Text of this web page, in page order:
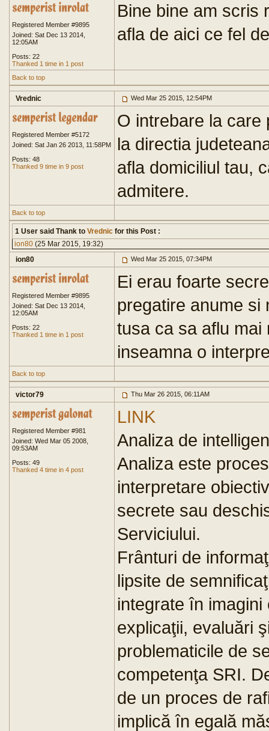
Registered Member #9895
Joined: Sat Dec 13 2014,
12:05AM
Posts: 22
Thanked 1 time in 1 post
Bine bine am scris
afla de aici ce fel
Back to top
Vrednic Wed Mar 25 2015, 12:54PM
Registered Member #5172
Joined: Sat Jan 26 2013, 11:58PM
Posts: 48
Thanked 9 time in 9 post
O intrebare la care
la directia
afla domiciliul tau,
admitere.
Back to top
1 User said Thank to Vrednic for this Post :
ion80 (25 Mar 2015, 19:32)
ion80
Wed Mar 25 2015, 07:34PM
Registered Member #9895
Joined: Sat Dec 13 2014,
12:05AM
Posts: 22
Thanked 1 time in 1 post
Ei erau foarte
pregatire anume si
tusa ca sa aflu
inseamna o
Back to top
victor79 Thu Mar 26 2015, 06:11AM
Registered Member #981
Joined: Wed Mar 05 2008,
09:53AM
Posts: 49
Thanked 4 time in 4 post
LINK
Analiza de
Analiza este
interpretare
secrete sau
Serviciului.
Frânturi de
lipsite de
integrate în
explicaţii, evaluări
problematicile de
competenţa SRI.
de un proces de
implică în egală